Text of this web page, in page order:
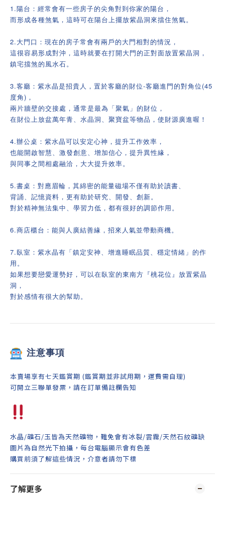
1.陽台：經常會有一些房子的尖角對到你家的陽台，
而形成各種煞氣，這時可在陽台上擺放紫晶洞來擋住煞氣。
2.大門口：現在的房子常會有兩戶的大門相對的情況，
這很容易形成對沖，這時就要在打開大門的正對面放置紫晶洞，
鎮宅擋煞的風水石。
3.客廳：紫水晶是招貴人，置於客廳的財位-客廳進門的對角位(45
度角)，
兩片牆壁的交接處，通常是最為「聚氣」的財位，
在財位上放盆萬年青、水晶洞、聚寶盆等物品，使財源廣進喔！
4.辦公桌：紫水晶可以安定心神，提升工作效率，
也能開啟智慧、激發創意、增加信心，提升異性緣，
與同事之間相處融洽，大大提升效率。
5.書桌：對應眉輪，其綿密的能量磁場不僅有助於讀書、
背誦、記憶資料，更有助於研究、開發、創新。
對於精神無法集中、學習力低，都有很好的調節作用。
6.商店櫃台：能與人廣結善緣，招來人氣並帶動商機。
7.臥室：紫水晶有「鎮定安神、增進睡眠品質、穩定情緒」的作
用。
如果想要戀愛運勢好，可以在臥室的東南方『桃花位』放置紫晶
洞，
對於感情有很大的幫助。
注意事項
本賣場享有七天鑑賞期 (鑑賞期並非試用期，運費需自理)
可開立三聯單發票，請在訂單備註欄告知
水晶/礦石/玉皆為天然礦物，難免會有冰裂/雲霧/天然石紋礦缺
圖片為自然光下拍攝，每台電腦顯示會有色差
購買前須了解這些情況，介意者請勿下標
了解更多